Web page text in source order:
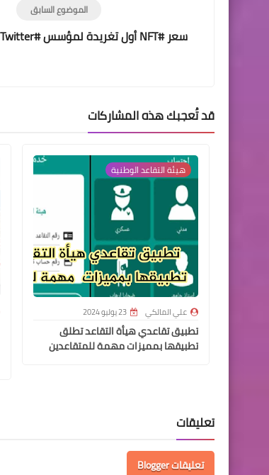
الموضوع السابق
سعر #NFT أول تغريدة لمؤسس #Twitter #جاك_دورسي
قد تُعجبك هذه المشاركات
هيئة التقاعد الوطنية
علي المالكي 23 يوليو 2024
تطبيق تقاعدي هيأة التقاعد تطلق
تطبيقها بمميزات مهمة للمتقاعدين
تعليقات
تعليقات Blogger